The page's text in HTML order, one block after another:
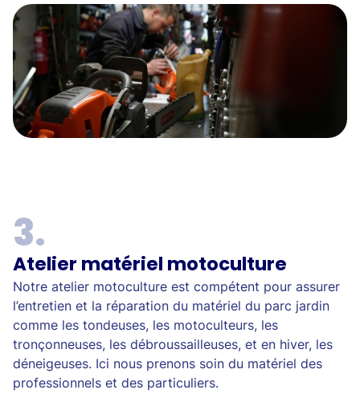
Atelier matériel motoculture
Notre atelier motoculture est compétent pour assurer
l’entretien et la réparation du matériel du parc jardin
comme les tondeuses, les motoculteurs, les
tronçonneuses, les débroussailleuses, et en hiver, les
déneigeuses. Ici nous prenons soin du matériel des
professionnels et des particuliers.